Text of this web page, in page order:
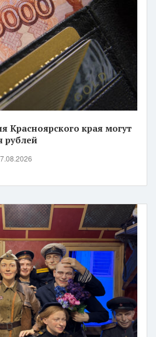
Красноярского края могут
рублей